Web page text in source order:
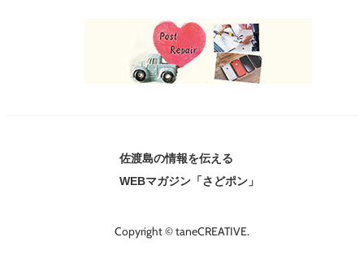
佐渡島の情報を伝える
WEBマガジン「さどポン」
Copyright © taneCREATIVE.